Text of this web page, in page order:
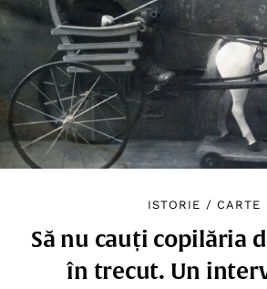
ISTORIE / CARTE
Să nu cauți copilăria
în trecut. Un